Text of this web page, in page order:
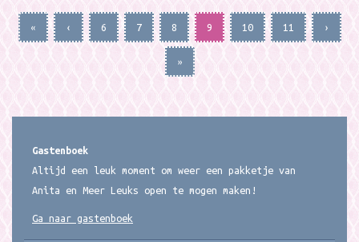
« ‹ 6 7 8 9 10 11 ›
»
Gastenboek
Altijd een leuk moment om weer een pakketje van
Anita en Meer Leuks open te mogen maken!
Ga naar gastenboek